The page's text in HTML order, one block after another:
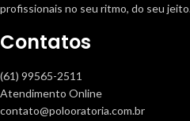
profissionais no seu ritmo, do seu
Contatos
(61) 99565-2511
Atendimento Online
contato@polooratoria.com.br